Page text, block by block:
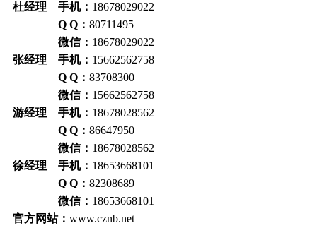
杜经理 手机： 18678029022
Q Q： 80711495
微信： 18678029022
张经理 手机： 15662562758
Q Q： 83708300
微信： 15662562758
游经理 手机： 18678028562
Q Q： 86647950
微信： 18678028562
徐经理 手机： 18653668101
Q Q： 82308689
微信： 18653668101
官方网站： www.cznb.net